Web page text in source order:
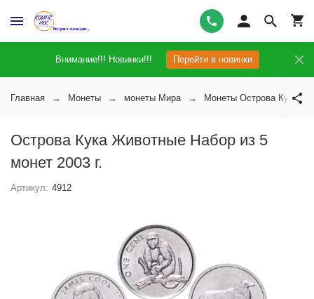
Внимание!!! Новинки!!! Перейти в новинки
Главная Монеты монеты Мира Монеты Острова Кука
Острова Кука Животные Набор из 5
монет 2003 г.
Артикул: 4912